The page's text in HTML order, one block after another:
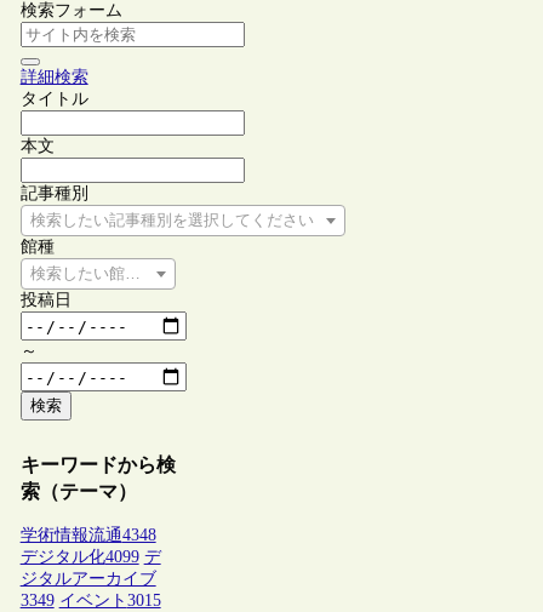
検索フォーム
詳細検索
タイトル
本文
記事種別
検索したい記事種別を選択してください
館種
検索したい館種を選択してください
投稿日
～
検索
キーワードから検
索（テーマ）
学術情報流通4348
デジタル化4099 デ
ジタルアーカイブ
3349 イベント 3015